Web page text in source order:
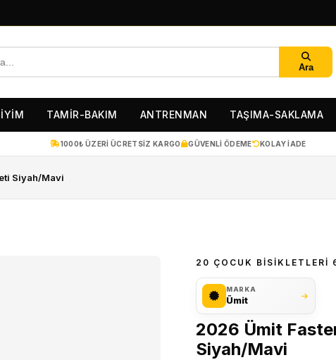
Ara
TAMİR-BAKIM ANTRENMAN TAŞIMA-SAKLAMA
1000₺ ÜZERI ÜCRETSIZ KARGO GÜVENLI ÖDEME KOLAY IADE
Siyah/Mavi
20 ÇOCUK BISIKLETLERI
MARKA
Ümit
2026 Ümit
Siyah/Mavi